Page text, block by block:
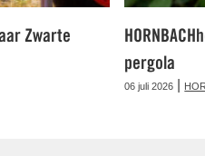
Zwarte
pergola
06 juli 2026